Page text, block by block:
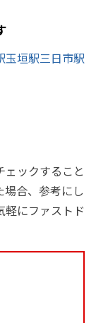
玉垣駅三日市駅
ックすること
合、参考にし
軽にファストド